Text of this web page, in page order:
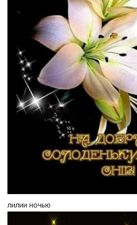
лилии ночью